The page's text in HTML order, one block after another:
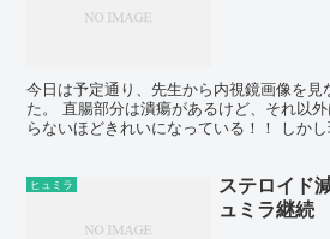
今日は予定通り、先生から内視鏡画像を見
た。 直腸部分は潰瘍があるけど、それ以
らないほどきれいになっている！！ しか
った便の状態も以前の状態に戻り、ガス
ヒュミラ
ステロイド
ュミラ継続